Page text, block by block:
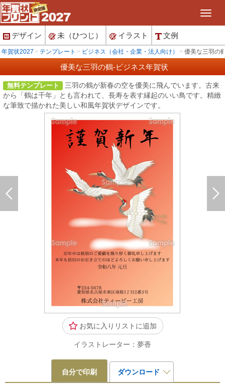
デザイン 未（ひつじ） イラスト 文例
年賀状2027 テンプレート ビジネス（会社・企業・法人向け） 優美な三羽の
優美な三羽の鶴-ビジネス年賀状
無料テンプレート
三羽の鶴が新春の空を優美に飛んでいます。古来
から「鶴は千年」とも言われて、長寿を表す縁起のいい鳥です。精緻
な筆致で描かれた美しい和風年賀状デザインです。
お気に入りリストに追加
イラストレーター：夢香
自分で印刷 ダウンロード